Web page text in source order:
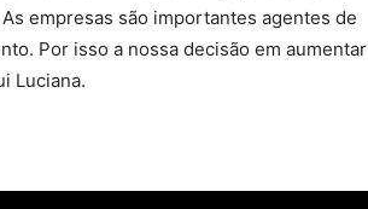
empresas são importantes agentes de
Por isso a nossa decisão em aumentar
Luciana.